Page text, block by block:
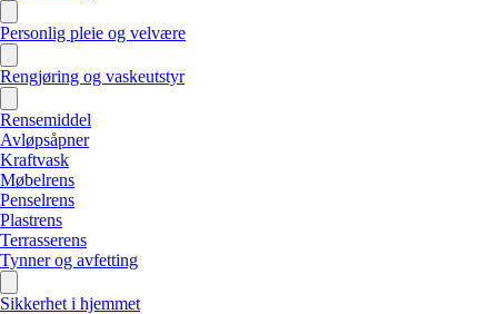
Personlig pleie og velvære
Rengjøring og vaskeutstyr
Rensemiddel
Avløpsåpner
Kraftvask
Møbelrens
Penselrens
Plastrens
Terrasserens
Tynner og avfetting
Sikkerhet i hjemmet